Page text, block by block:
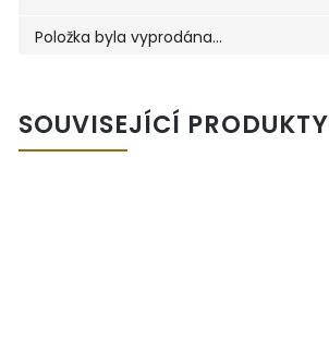
Položka byla vyprodána…
SOUVISEJÍCÍ PRODUKTY